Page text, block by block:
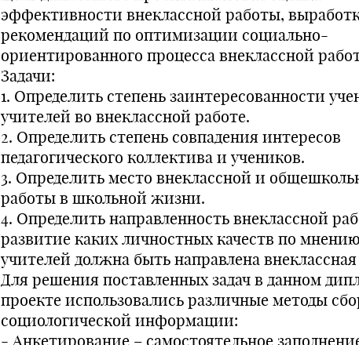
эффективности внеклассной работы,
рекомендаций по оптимизации социально-
ориентированного процесса внеклассной
Задачи:
1. Определить степень заинтересованности
учителей во внеклассной работе.
2. Определить степень совпадения интересов
педагогического коллектива и учеников.
3. Определить место внеклассной и
работы в школьной жизни.
4. Определить направленность внеклассной
развитие каких личностных качеств по мнению
учителей должна быть направлена внеклассная
Для решения поставленных задач в данном
проекте использовались различные методы
социологической информации:
- Анкетирование – самостоятельное